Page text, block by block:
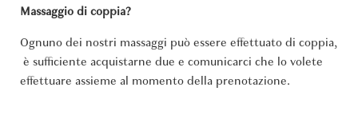
Massaggio di coppia?
Ognuno dei nostri massaggi può essere effettuato di coppia,
è sufficiente acquistarne due e comunicarci che lo volete
effettuare assieme al momento della prenotazione.